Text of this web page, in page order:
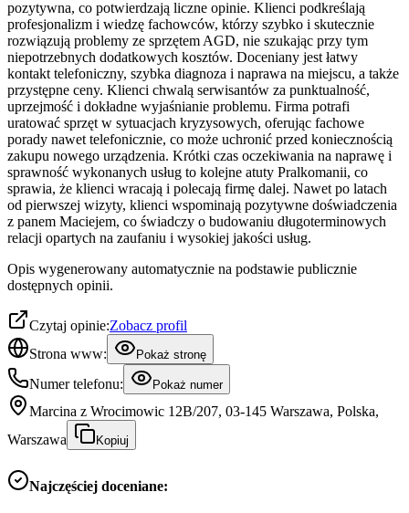
pozytywna, co potwierdzają liczne opinie. Klienci podkreślają
profesjonalizm i wiedzę fachowców, którzy szybko i skutecznie
rozwiązują problemy ze sprzętem AGD, nie szukając przy tym
niepotrzebnych dodatkowych kosztów. Doceniany jest łatwy
kontakt telefoniczny, szybka diagnoza i naprawa na miejscu, a także
przystępne ceny. Klienci chwalą serwisantów za punktualność,
uprzejmość i dokładne wyjaśnianie problemu. Firma potrafi
uratować sprzęt w sytuacjach kryzysowych, oferując fachowe
porady nawet telefonicznie, co może uchronić przed koniecznością
zakupu nowego urządzenia. Krótki czas oczekiwania na naprawę i
sprawność wykonanych usług to kolejne atuty Pralkomanii, co
sprawia, że klienci wracają i polecają firmę dalej. Nawet po latach
od pierwszej wizyty, klienci wspominają pozytywne doświadczenia
z panem Maciejem, co świadczy o budowaniu długoterminowych
relacji opartych na zaufaniu i wysokiej jakości usług.
Opis wygenerowany automatycznie na podstawie publicznie
dostępnych opinii.
Czytaj opinie:Zobacz profil
Strona www:
Pokaż stronę
Numer telefonu: Pokaż numer
Marcina z Wrocimowic 12B/207, 03-145 Warszawa, Polska,
Warszawa
Kopiuj
Najczęściej doceniane: